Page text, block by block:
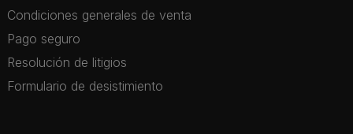
Condiciones generales de venta
Pago seguro
Resolución de litigios
Formulario de desistimiento